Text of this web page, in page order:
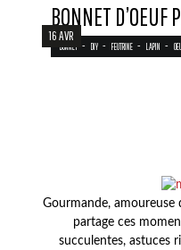
16 AVR
BONNET D’OEUF
BONNET - DIY - FEUTRINE - LAPIN -
Gourmande, amoureuse
partage ces
succulentes, astuces